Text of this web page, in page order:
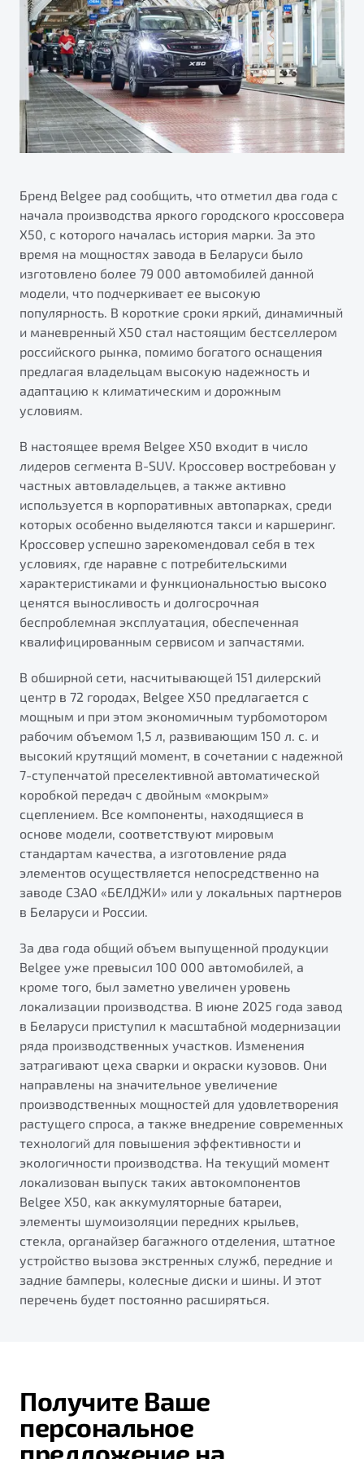
Яркий кроссовер
от 2 219 990 ₽*
Обзор В наличии
Элегантный и практичный седан
от 1 699 990 ₽*
Обзор
X70
Универсальный кроссовер
Обзор В наличии
Автокредит
Трейд-ин
Страхование
Расчет КАСКО
Узнайте о специальных выгодах при покупке
автомобиля Belgee
Подробно
Автомобили в наличии
Тест-драйв
Автокредит
Спецпредложения
ПОДДЕРЖКА
Гарантия Belgee
Belgee Линк
Belgee Клуб
Belgee Плюс
Клиентская поддержка
Помощь на дорогах
Будьте еще более уверены на дорогах с программой
"Помощь на дорогах"
Преимущества программы
Запись на сервис
Калькулятор ТО
Клиентская поддержка
О дилерском центре
Правовая информация
Бренд Belgee рад сообщить, что отметил два года с
начала производства яркого городского кроссовера
X50, с которого началась история марки. За это
время на мощностях завода в Беларуси было
изготовлено более 79 000 автомобилей данной
модели, что подчеркивает ее высокую
популярность. В короткие сроки яркий, динамичный
и маневренный Х50 стал настоящим бестселлером
российского рынка, помимо богатого оснащения
предлагая владельцам высокую надежность и
адаптацию к климатическим и дорожным
условиям.
В настоящее время Belgee X50 входит в число
лидеров сегмента B-SUV. Кроссовер востребован у
частных автовладельцев, а также активно
используется в корпоративных автопарках, среди
которых особенно выделяются такси и каршеринг.
Кроссовер успешно зарекомендовал себя в тех
условиях, где наравне с потребительскими
характеристиками и функциональностью высоко
ценятся выносливость и долгосрочная
беспроблемная эксплуатация, обеспеченная
квалифицированным сервисом и запчастями.
В обширной сети, насчитывающей 151 дилерский
центр в 72 городах, Belgee X50 предлагается с
мощным и при этом экономичным турбомотором
рабочим объемом 1,5 л, развивающим 150 л. с. и
высокий крутящий момент, в сочетании с надежной
7-ступенчатой преселективной автоматической
коробкой передач с двойным «мокрым»
сцеплением. Все компоненты, находящиеся в
основе модели, соответствуют мировым
стандартам качества, а изготовление ряда
элементов осуществляется непосредственно на
заводе СЗАО «БЕЛДЖИ» или у локальных партнеров
в Беларуси и России.
За два года общий объем выпущенной продукции
Belgee уже превысил 100 000 автомобилей, а
кроме того, был заметно увеличен уровень
локализации производства. В июне 2025 года завод
в Беларуси приступил к масштабной модернизации
ряда производственных участков. Изменения
затрагивают цеха сварки и окраски кузовов. Они
направлены на значительное увеличение
производственных мощностей для удовлетворения
растущего спроса, а также внедрение современных
технологий для повышения эффективности и
экологичности производства. На текущий момент
локализован выпуск таких автокомпонентов
Belgee X50, как аккумуляторные батареи,
элементы шумоизоляции передних крыльев,
стекла, органайзер багажного отделения, штатное
устройство вызова экстренных служб, передние и
задние бамперы, колесные диски и шины. И этот
перечень будет постоянно расширяться.
Получите Ваше
персональное
предложение на